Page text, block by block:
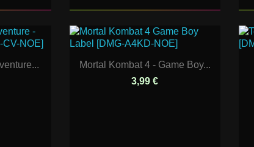
Mortal Kombat 4 - Game Boy...
3,99 €